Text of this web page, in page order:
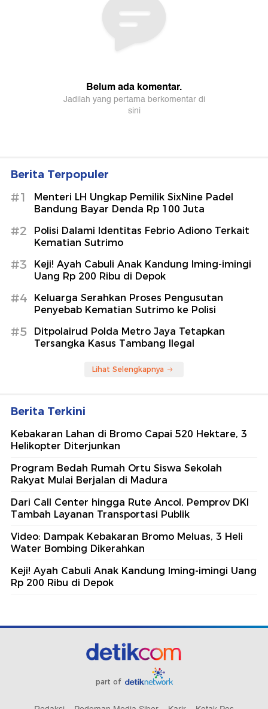
Berita Terpopuler
#1
Menteri LH Ungkap Pemilik SixNine Padel
Bandung Bayar Denda Rp 100 Juta
#2
Polisi Dalami Identitas Febrio Adiono Terkait
Kematian Sutrimo
#3
Keji! Ayah Cabuli Anak Kandung Iming-imingi
Uang Rp 200 Ribu di Depok
#4
Keluarga Serahkan Proses Pengusutan
Penyebab Kematian Sutrimo ke Polisi
#5
Ditpolairud Polda Metro Jaya Tetapkan
Tersangka Kasus Tambang Ilegal
Lihat Selengkapnya
Berita Terkini
Kebakaran Lahan di Bromo Capai 520 Hektare, 3
Helikopter Diterjunkan
Program Bedah Rumah Ortu Siswa Sekolah
Rakyat Mulai Berjalan di Madura
Dari Call Center hingga Rute Ancol, Pemprov DKI
Tambah Layanan Transportasi Publik
Video: Dampak Kebakaran Bromo Meluas, 3 Heli
Water Bombing Dikerahkan
Keji! Ayah Cabuli Anak Kandung Iming-imingi Uang
Rp 200 Ribu di Depok
part of